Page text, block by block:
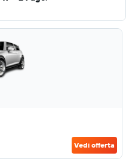
Vedi offerta